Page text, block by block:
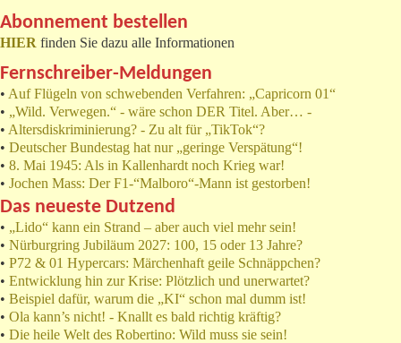
Abonnement bestellen
HIER finden Sie dazu alle Informationen
Fernschreiber-Meldungen
• Auf Flügeln von schwebenden Verfahren: „Capricorn 01“
• „Wild. Verwegen.“ - wäre schon DER Titel. Aber… -
• Altersdiskriminierung? - Zu alt für „TikTok“?
• Deutscher Bundestag hat nur „geringe Verspätung“!
• 8. Mai 1945: Als in Kallenhardt noch Krieg war!
• Jochen Mass: Der F1-“Malboro“-Mann ist gestorben!
Das neueste Dutzend
• „Lido“ kann ein Strand – aber auch viel mehr sein!
• Nürburgring Jubiläum 2027: 100, 15 oder 13 Jahre?
• P72 & 01 Hypercars: Märchenhaft geile Schnäppchen?
• Entwicklung hin zur Krise: Plötzlich und unerwartet?
• Beispiel dafür, warum die „KI“ schon mal dumm ist!
• Ola kann’s nicht! - Knallt es bald richtig kräftig?
• Die heile Welt des Robertino: Wild muss sie sein!